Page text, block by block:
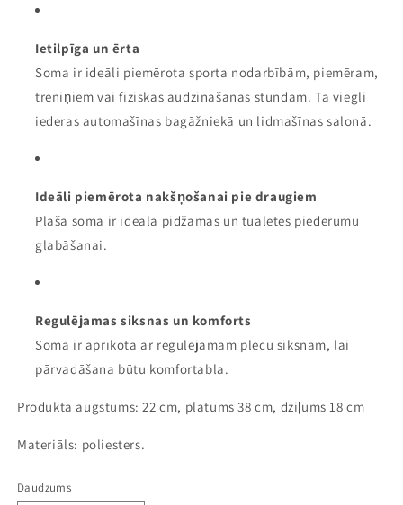
Ietilpīga un ērta
Soma ir ideāli piemērota sporta nodarbībām, piemēram,
treniņiem vai fiziskās audzināšanas stundām. Tā viegli
iederas automašīnas bagāžniekā un lidmašīnas salonā.
Ideāli piemērota nakšņošanai pie draugiem
Plašā soma ir ideāla pidžamas un tualetes piederumu
glabāšanai.
Regulējamas siksnas un komforts
Soma ir aprīkota ar regulējamām plecu siksnām, lai
pārvadāšana būtu komfortabla.
Produkta augstums: 22 cm, platums 38 cm, dziļums 18 cm
Materiāls: poliesters.
Daudzums